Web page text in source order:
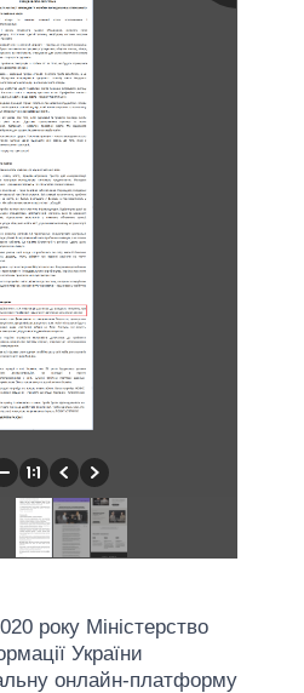
року Міністерство
України
онлайн-платформу